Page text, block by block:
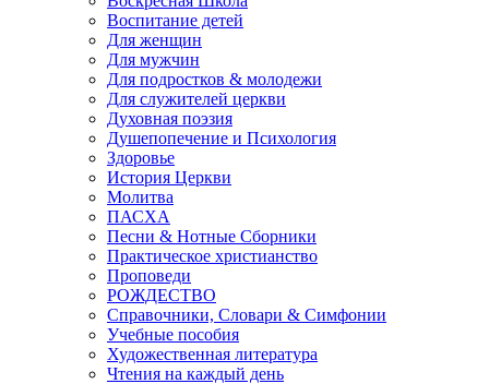
Воспитание детей
Для женщин
Для мужчин
Для подростков & молодежи
Для служителей церкви
Духовная поэзия
Душепопечение и Психология
Здоровье
История Церкви
Молитва
ПАСХА
Песни & Нотные Сборники
Практическое христианство
Проповеди
РОЖДЕСТВО
Справочники, Словари & Симфонии
Учебные пособия
Художественная литература
Чтения на каждый день